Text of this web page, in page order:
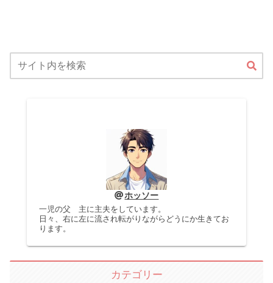
ホッソー
一児の父 主に主夫をしています。
日々、右に左に流され転がりながらどうにか生きてお
ります。
カテゴリー